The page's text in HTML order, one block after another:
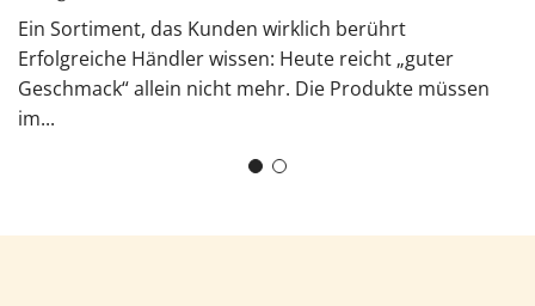
Ein Sortiment, das Kunden wirklich berührt
Erfolgreiche Händler wissen: Heute reicht „guter
Geschmack“ allein nicht mehr. Die Produkte müssen
im...